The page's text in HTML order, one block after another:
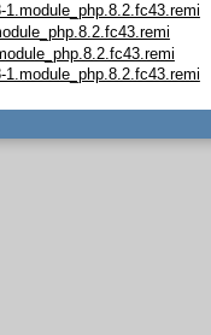
1.module_php.8.2.fc43.remi